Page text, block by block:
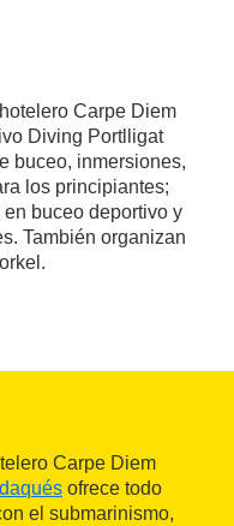
Carpe Diem
Diving Portlligat
buceo, inmersiones,
los principiantes;
buceo deportivo y
También organizan
Carpe Diem
ofrece todo
el submarinismo,